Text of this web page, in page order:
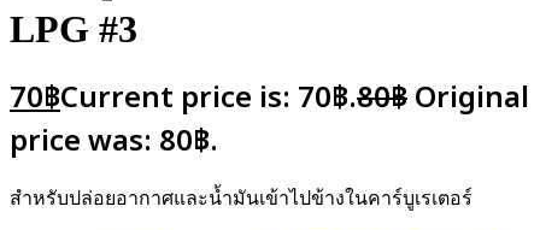
LPG #3
70฿Current price is: 70฿.80฿Original
price was: 80฿.
สำหรับปล่อยอากาศและน้ำมันเข้าไปข้างในคาร์บูเรเตอร์